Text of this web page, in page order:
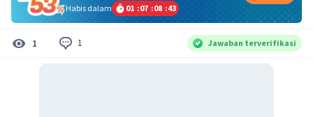
Habis dalam
01 :07 :08 :42
1 1 Jawaban terverifikasi